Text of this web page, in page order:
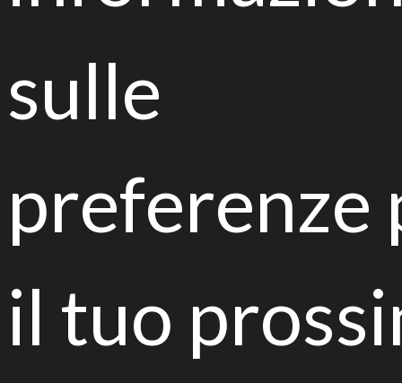
Dichiaro di aver letto e di accettare
l'informativa della privacy presente sul sito, e
presto il consenso al trattamento dei miei dati
REHorti.
sulle
preferenze
il tuo